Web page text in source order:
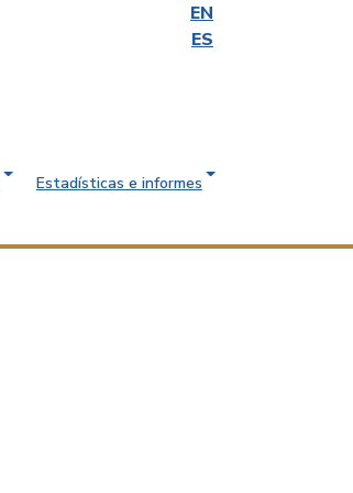
EN
ES
Estadísticas e informes